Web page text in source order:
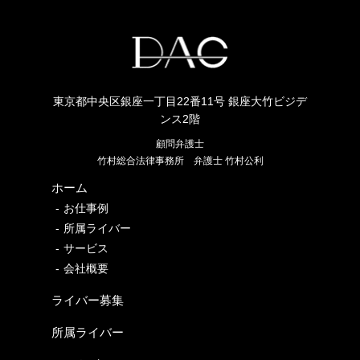
東京都中央区銀座一丁目22番11号 銀座大竹ビジデ
ンス2階
顧問弁護士
竹村総合法律事務所 弁護士 竹村公利
ホーム
お仕事例
所属ライバー
サービス
会社概要
ライバー募集
所属ライバー